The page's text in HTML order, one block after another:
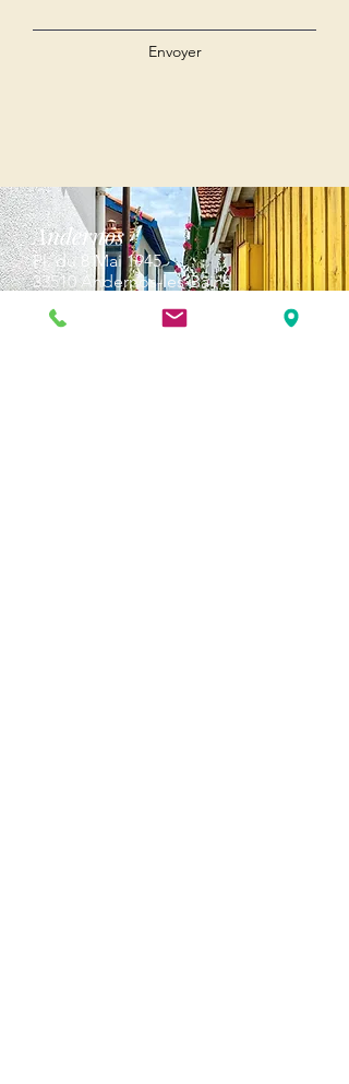
Envoyer
Andernos
Pl. du 8 Mai 1945
33510 Andernos-les-Bains